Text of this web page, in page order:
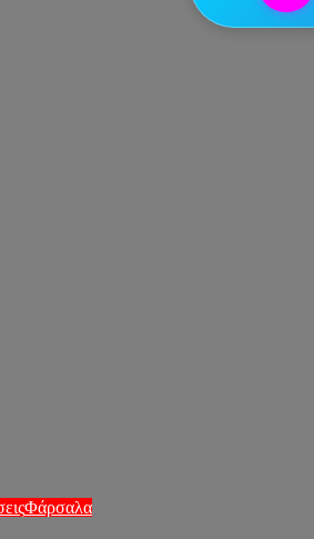
Φάρσαλα